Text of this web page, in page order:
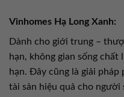
Vinhomes Hạ Long Xanh:
Dành cho giới trung –
hạn, không gian sống
hạn. Đây cũng là giải
tài sản hiệu quả cho